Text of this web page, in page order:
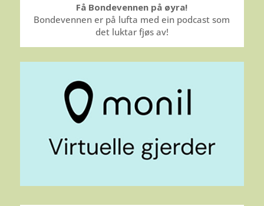
Få Bondevennen på øyra!
Bondevennen er på lufta med ein podcast som
det luktar fjøs av!